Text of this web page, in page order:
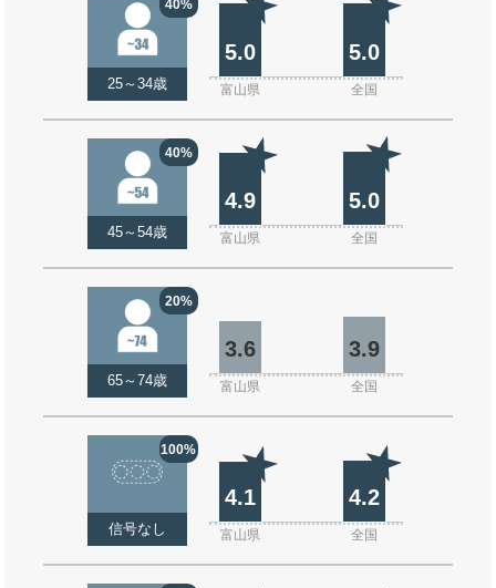
40%
25～34歳
5.0 5.0
富山県 全国
40%
45～54歳
4.9 5.0
富山県 全国
20%
65～74歳
3.6 3.9
富山県 全国
100%
信号なし
4.1 4.2
富山県 全国